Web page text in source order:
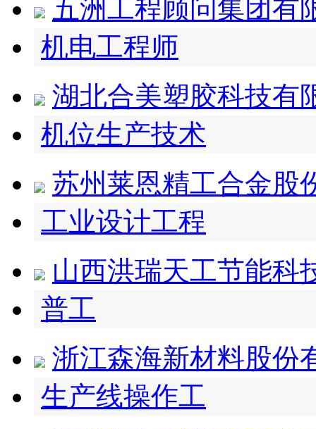
五洲工程顾问集团有
机电工程师
湖北合美塑胶科技有
机位生产技术
苏州莱恩精工合金股
工业设计工程
山西洪瑞天工节能科
普工
浙江森海新材料股份
生产线操作工